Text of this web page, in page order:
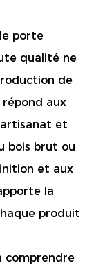
porte
qualité ne
de
aux
et
bois brut ou
et aux
la
produit
comprendre